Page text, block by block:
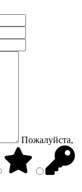
Пожалуйста,